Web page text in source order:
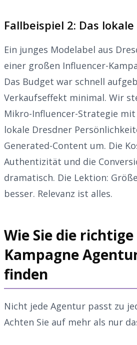
Fallbeispiel 2: Das
Ein junges Modelabel aus
einer großen Influencer-
Das Budget war schnell
Verkaufseffekt minimal. Wir
Mikro-Influencer-Strategie
lokale Dresdner
Generated-Content um. Die
Authentizität und die
dramatisch. Die Lektion:
besser. Relevanz ist alles.
Wie Sie die
Kampagne
finden
Nicht jede Agentur passt zu
Achten Sie auf mehr als nur